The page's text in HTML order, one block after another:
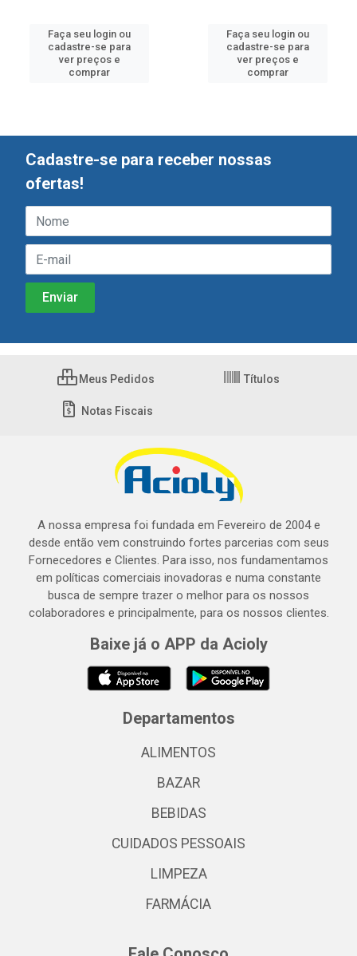
Faça seu login ou
cadastre-se para
ver preços e
comprar
Faça seu login ou
cadastre-se para
ver preços e
comprar
Cadastre-se para receber nossas
ofertas!
Meus Pedidos Títulos
Notas Fiscais
A nossa empresa foi fundada em Fevereiro de 2004 e
desde então vem construindo fortes parcerias com seus
Fornecedores e Clientes. Para isso, nos fundamentamos
em políticas comerciais inovadoras e numa constante
busca de sempre trazer o melhor para os nossos
colaboradores e principalmente, para os nossos clientes.
Baixe já o APP da Acioly
Departamentos
ALIMENTOS
BAZAR
BEBIDAS
CUIDADOS PESSOAIS
LIMPEZA
FARMÁCIA